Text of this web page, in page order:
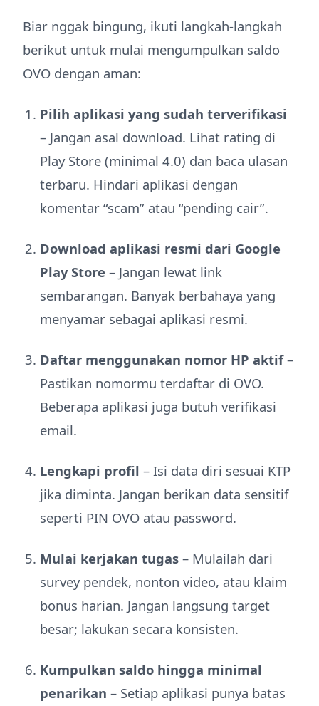
Biar nggak bingung, ikuti langkah-langkah
berikut untuk mulai mengumpulkan saldo
OVO dengan aman:
Pilih aplikasi yang sudah terverifikasi
– Jangan asal download. Lihat rating di
Play Store (minimal 4.0) dan baca ulasan
terbaru. Hindari aplikasi dengan
komentar “scam” atau “pending cair”.
Download aplikasi resmi dari Google
Play Store – Jangan lewat link
sembarangan. Banyak berbahaya yang
menyamar sebagai aplikasi resmi.
Daftar menggunakan nomor HP aktif–
Pastikan nomormu terdaftar di OVO.
Beberapa aplikasi juga butuh verifikasi
email.
Lengkapi profil – Isi data diri sesuai KTP
jika diminta. Jangan berikan data sensitif
seperti PIN OVO atau password.
Mulai kerjakan tugas – Mulailah dari
survey pendek, nonton video, atau klaim
bonus harian. Jangan langsung target
besar; lakukan secara konsisten.
Kumpulkan saldo hingga minimal
penarikan – Setiap aplikasi punya batas